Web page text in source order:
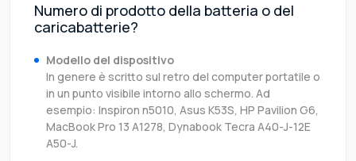
Numero di prodotto della batteria o del
caricabatterie?
Modello del dispositivo
In genere è scritto sul retro del computer portatile o
in un punto visibile intorno allo schermo. Ad
esempio: Inspiron n5010, Asus K53S, HP Pavilion G6,
MacBook Pro 13 A1278, Dynabook Tecra A40-J-12E
A50-J.